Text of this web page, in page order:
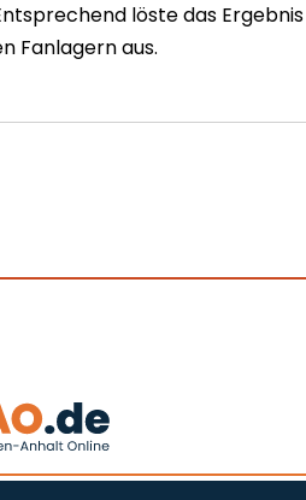
löste das
Fanlagern aus.